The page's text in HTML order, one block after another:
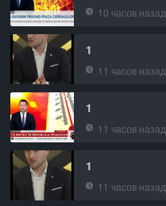
10 часов назад
1
11 часов назад
1
11 часов назад
1
11 часов назад